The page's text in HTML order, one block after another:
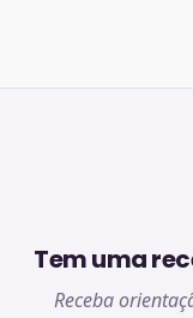
Tem uma
Receba